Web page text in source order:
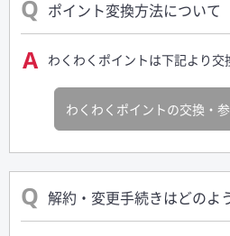
ポイント変換方法について
わくわくポイントは下記より交
わくわくポイントの交換・
解約・変更手続きはどのよ